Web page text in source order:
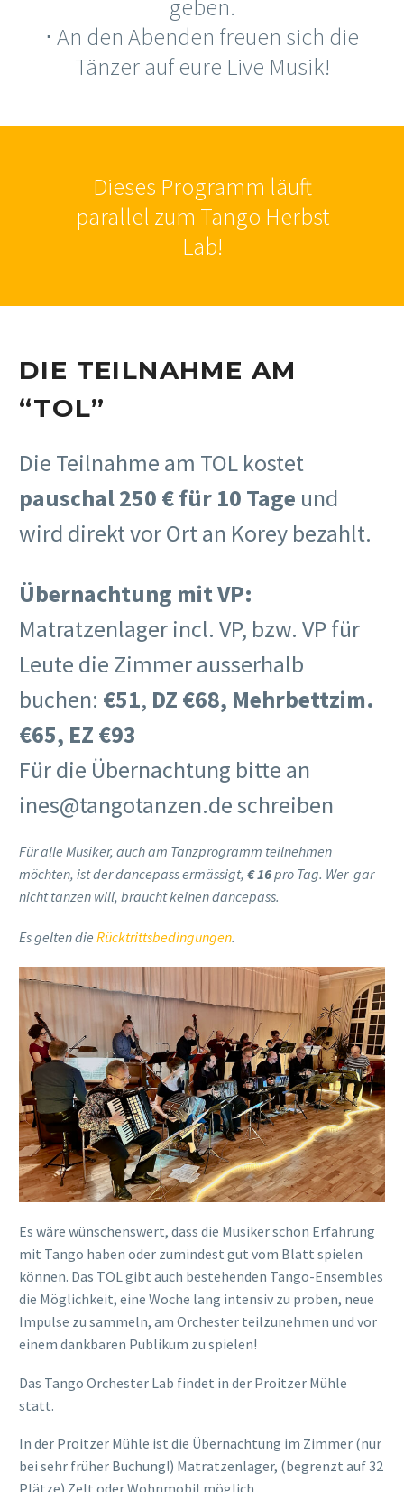
geben.
⋅ An den Abenden freuen sich die
Tänzer auf eure Live Musik!
Dieses Programm läuft
parallel zum Tango Herbst
Lab!
DIE TEILNAHME AM
“TOL”
Die Teilnahme am TOL kostet
pauschal 250 € für 10 Tage und
wird direkt vor Ort an Korey bezahlt.
Übernachtung mit VP:
Matratzenlager incl. VP, bzw. VP für
Leute die Zimmer ausserhalb
buchen: €51, DZ €68, Mehrbettzim.
€65, EZ €93
Für die Übernachtung bitte an
ines@tangotanzen.de schreiben
Für alle Musiker, auch am Tanzprogramm teilnehmen
möchten, ist der dancepass ermässigt, € 16pro Tag. Wer gar
nicht tanzen will, braucht keinen dancepass.
Es gelten die Rücktrittsbedingungen.
Es wäre wünschenswert, dass die Musiker schon Erfahrung
mit Tango haben oder zumindest gut vom Blatt spielen
können. Das TOL gibt auch bestehenden Tango-Ensembles
die Möglichkeit, eine Woche lang intensiv zu proben, neue
Impulse zu sammeln, am Orchester teilzunehmen und vor
einem dankbaren Publikum zu spielen!
Das Tango Orchester Lab findet in der Proitzer Mühle
statt.
In der Proitzer Mühle ist die Übernachtung im Zimmer (nur
bei sehr früher Buchung!) Matratzenlager, (begrenzt auf 32